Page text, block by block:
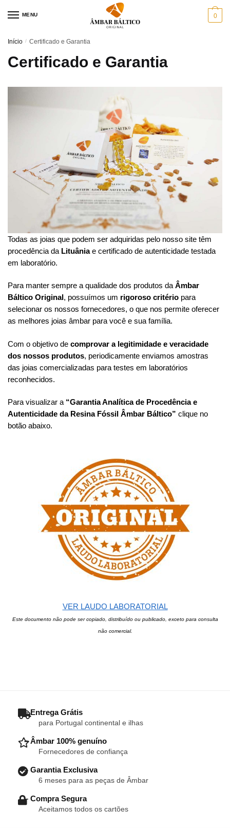
MENU 0
Início / Certificado e Garantia
Certificado e Garantia
Todas as joias que podem ser adquiridas pelo nosso site têm
procedência da Lituâniae certificado de autenticidade testada
em laboratório.
Para manter sempre a qualidade dos produtos da Âmbar
Báltico Original, possuímos um rigoroso critério para
selecionar os nossos fornecedores, o que nos permite oferecer
as melhores joias âmbar para você e sua família.
Com o objetivo de comprovar a legitimidade e veracidade
dos nossos produtos, periodicamente enviamos amostras
das joias comercializadas para testes em laboratórios
reconhecidos.
Para visualizar a “Garantia Analítica de Procedência e
Autenticidade da Resina Fóssil Âmbar Báltico” clique no
botão abaixo.
VER LAUDO LABORATORIAL
Este documento não pode ser copiado, distribuído ou publicado, exceto para consulta
não comercial.
– Entrega Grátis
para Portugal continental e ilhas
– Âmbar 100% genuíno
Fornecedores de confiança
– Garantia Exclusiva
6 meses para as peças de Âmbar
– Compra Segura
Aceitamos todos os cartões